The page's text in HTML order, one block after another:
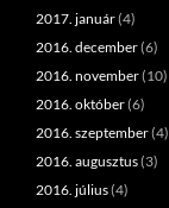
2017. január(4)
2016. december(6)
2016. november(10)
2016. október(6)
2016. szeptember(4)
2016. augusztus(3)
2016. július(4)